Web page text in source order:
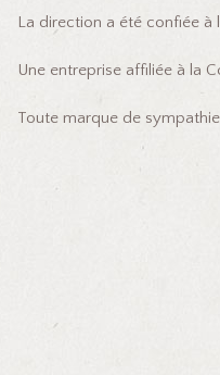
La direction a été confiée à
Une entreprise affiliée à la
Toute marque de
La Résidence
491,
Maria